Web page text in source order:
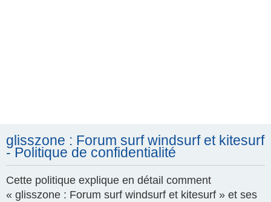
glisszone : Forum surf windsurf et kitesurf
- Politique de confidentialité
Cette politique explique en détail comment
« glisszone : Forum surf windsurf et kitesurf » et ses